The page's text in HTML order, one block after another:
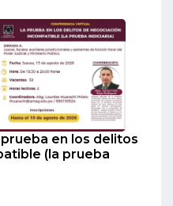
en los delitos
(la prueba